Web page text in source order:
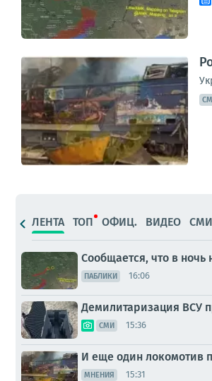
ЛЕНТА ТОП ОФИЦ. ВИДЕО СМИ
Сообщается, что в ночь
ПАБЛИКИ 16:06
Демилитаризация ВСУ
СМИ 15:36
И еще один локомотив
МНЕНИЯ 15:31